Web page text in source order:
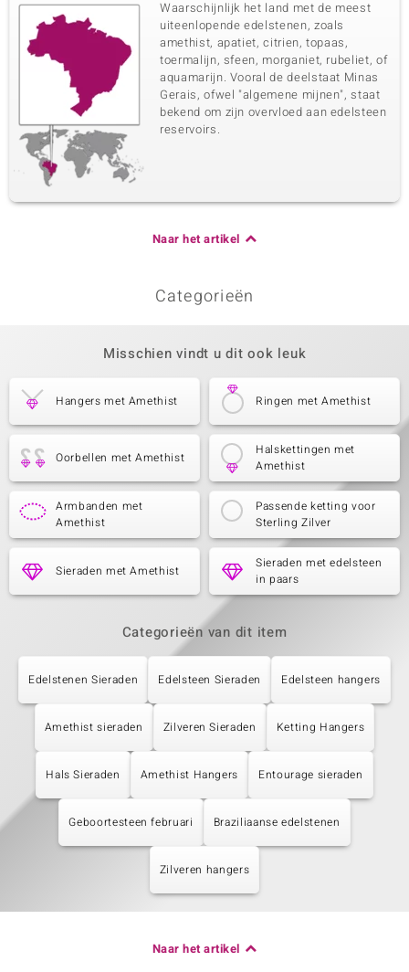
Waarschijnlijk het land met de meest
uiteenlopende edelstenen, zoals
amethist, apatiet, citrien, topaas,
toermalijn, sfeen, morganiet, rubeliet, of
aquamarijn. Vooral de deelstaat Minas
Gerais, ofwel "algemene mijnen", staat
bekend om zijn overvloed aan edelsteen
reservoirs.
Naar het artikel
Categorieën
Misschien vindt u dit ook leuk
Hangers met Amethist Ringen met Amethist
Oorbellen met Amethist
Halskettingen met
Amethist
Armbanden met
Amethist
Passende ketting voor
Sterling Zilver
Sieraden met Amethist
Sieraden met edelsteen
in paars
Categorieën van dit item
Edelstenen Sieraden Edelsteen Sieraden Edelsteen hangers
Amethist sieraden Zilveren Sieraden Ketting Hangers
Hals Sieraden Amethist Hangers Entourage sieraden
Geboortesteen februari Braziliaanse edelstenen
Zilveren hangers
Naar het artikel